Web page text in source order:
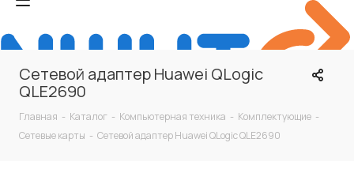
Сетевой адаптер Huawei QLogic
QLE2690
Главная - Каталог - Компьютерная техника - Комплектующие -
Сетевые карты - Сетевой адаптер Huawei QLogic QLE2690